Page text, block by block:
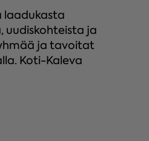
laadukasta
uudiskohteista ja
ja tavoitat
Koti-Kaleva